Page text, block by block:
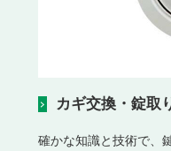
カギ交換・錠取
確かな知識と技術で、